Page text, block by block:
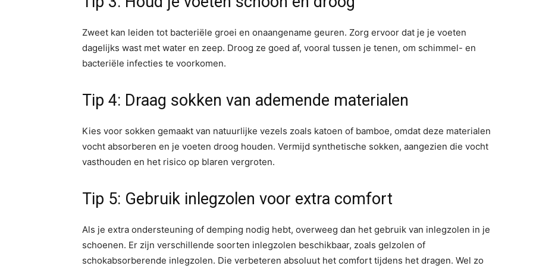
Zweet kan leiden tot bacteriële groei en onaangename geuren. Zorg ervoor dat je je voeten
dagelijks wast met water en zeep. Droog ze goed af, vooral tussen je tenen, om schimmel- en
bacteriële infecties te voorkomen.
Tip 4: Draag sokken van ademende materialen
Kies voor sokken gemaakt van natuurlijke vezels zoals katoen of bamboe, omdat deze materialen
vocht absorberen en je voeten droog houden. Vermijd synthetische sokken, aangezien die vocht
vasthouden en het risico op blaren vergroten.
Tip 5: Gebruik inlegzolen voor extra comfort
Als je extra ondersteuning of demping nodig hebt, overweeg dan het gebruik van inlegzolen in je
schoenen. Er zijn verschillende soorten inlegzolen beschikbaar, zoals gelzolen of
schokabsorberende inlegzolen. Die verbeteren absoluut het comfort tijdens het dragen. Wel zo